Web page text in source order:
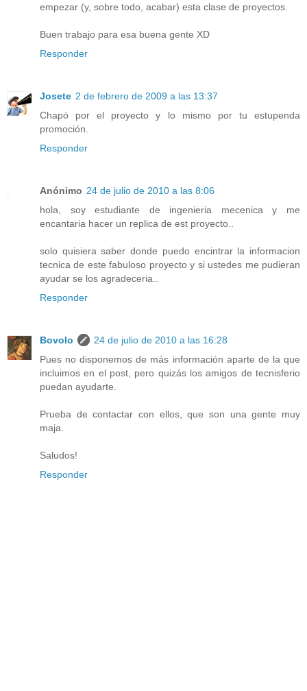
empezar (y, sobre todo, acabar) esta clase de proyectos.
Buen trabajo para esa buena gente XD
Responder
Josete 2 de febrero de 2009 a las 13:37
Chapó por el proyecto y lo mismo por tu estupenda
promoción.
Responder
Anónimo 24 de julio de 2010 a las 8:06
hola, soy estudiante de ingenieria mecenica y me
encantaria hacer un replica de est proyecto..
solo quisiera saber donde puedo encintrar la informacion
tecnica de este fabuloso proyecto y si ustedes me pudieran
ayudar se los agradeceria..
Responder
Bovolo
24 de julio de 2010 a las 16:28
Pues no disponemos de más información aparte de la que
incluimos en el post, pero quizás los amigos de tecnisferio
puedan ayudarte.
Prueba de contactar con ellos, que son una gente muy
maja.
Saludos!
Responder